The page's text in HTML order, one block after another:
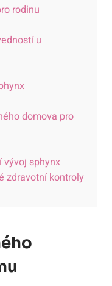
rodinu
u
domova pro
vývoj sphynx
zdravotní kontroly